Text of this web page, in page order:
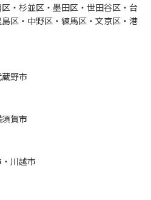
・杉並区・墨田区・世田谷区・台
区・中野区・練馬区・文京区・港
野市
賀市
川越市